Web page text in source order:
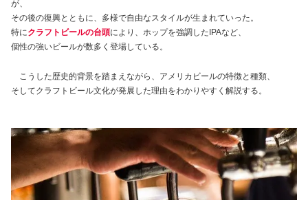
が、
その後の復興とともに、多様で自由なスタイルが生まれていった。
特にクラフトビールの台頭により、ホップを強調したIPAなど、
個性の強いビールが数多く登場している。
こうした歴史的背景を踏まえながら、アメリカビールの特徴と種類、
そしてクラフトビール文化が発展した理由をわかりやすく解説する。